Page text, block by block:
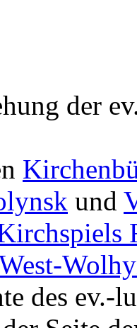
der
und
des ev.-